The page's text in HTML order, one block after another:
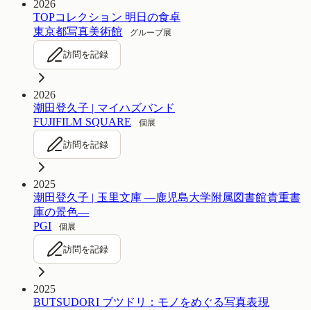
2026
TOPコレクション 明日の食卓
東京都写真美術館
グループ展
訪問を記録
2026
潮田登久子 | マイハズバンド
FUJIFILM SQUARE
個展
訪問を記録
2025
潮田登久子 | 玉里文庫 —鹿児島大学附属図書館貴重書
庫の景色—
PGI
個展
訪問を記録
2025
BUTSUDORI ブツドリ：モノをめぐる写真表現